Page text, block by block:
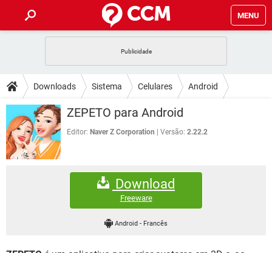
MENU
CELULAR FACEBOOK
OUTLOOK EXCEL
INSTAGRAM GMAIL
GUIA DE COMPRAS
DICAS
JOGOS WHATSAPP
CELULAR
OUTLOOK
DOWNLOADS
JOGOS WHATSAPP
CELULAR
EXCEL
GMAIL
FÓRUM
FACEBOOK
EXCEL
GMAIL
WHATSAPP
Downloads Sistema Celulares Android
ZEPETO para Android
Editor: Naver Z Corporation Versão: 2.22.2
Download
Freeware
Android- Francês